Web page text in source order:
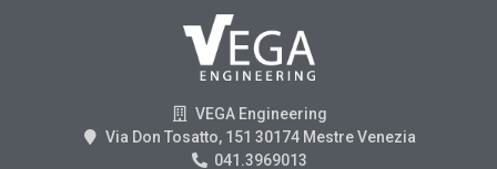
VEGA Engineering
Via Don Tosatto, 151 30174 Mestre Venezia
041.3969013